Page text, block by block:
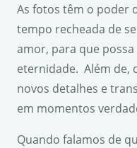
As fotos têm o poder
tempo recheada de
amor, para que
eternidade. Além de,
novos detalhes e
em momentos
Quando falamos de